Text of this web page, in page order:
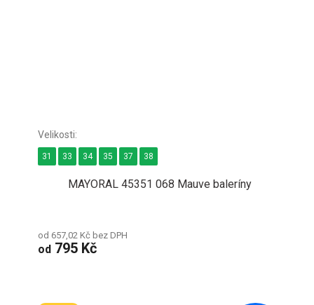
MAYORAL 45351 068 Mauve baleríny
od 657,02 Kč bez DPH
od 795 Kč
31 33 34 35 37 38